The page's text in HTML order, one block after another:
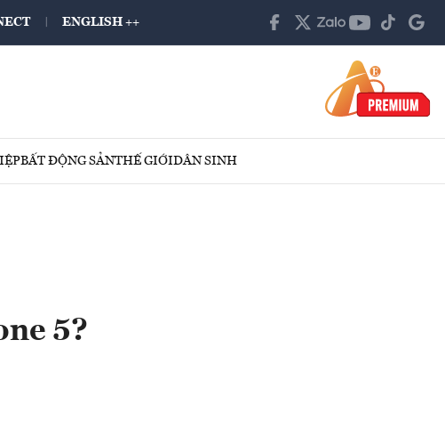
ENGLISH ++
BẤT ĐỘNG SẢNTHẾ GIỚIDÂN SINH
5?